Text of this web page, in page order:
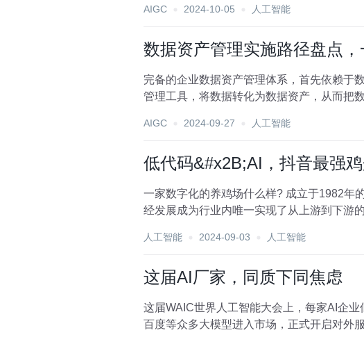
AIGC 2024-10-05 人工智能
数据资产管理实施路径盘点
完备的企业数据资产管理体系，首先依赖于
管理工具，将数据转化为数据资产，从而把数据价值真正
AIGC 2024-09-27 人工智能
低代码&#x2B;AI，抖音最强
一家数字化的养鸡场什么样? 成立于1982年
经发展成为行业内唯一实现了从上游到下游
人工智能 2024-09-03 人工智能
这届AI厂家，同质下同焦虑
这届WAIC世界人工智能大会上，每家AI企
百度等众多大模型进入市场，正式开启对外